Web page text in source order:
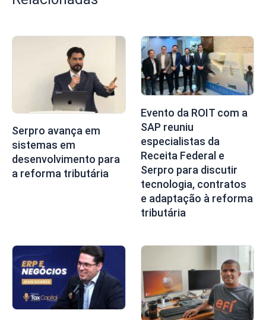
Serpro avança em
sistemas em
desenvolvimento para
a reforma tributária
Evento da ROIT com a
SAP reuniu
especialistas da
Receita Federal e
Serpro para discutir
tecnologia, contratos
e adaptação à reforma
tributária